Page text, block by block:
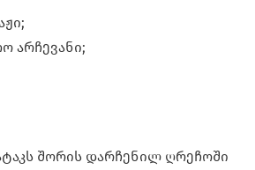
არჩევანი;
შორის დარჩენილ ღრეჩოში